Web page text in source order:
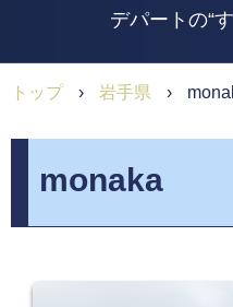
デパートの“
トップ › 岩手県 ›
monaka